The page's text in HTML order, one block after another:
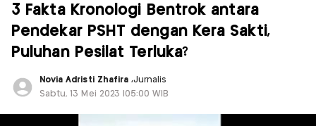
3 Fakta Kronologi Bentrok antara
Pendekar PSHT dengan Kera Sakti,
Puluhan Pesilat Terluka?
Novia Adristi Zhafira,Jurnalis
Sabtu, 13 Mei 2023 |05:00 WIB